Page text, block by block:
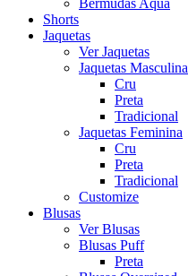
Bermudas Aqua
Shorts
Jaquetas
Ver Jaquetas
Jaquetas Masculina
Cru
Preta
Tradicional
Jaquetas Feminina
Cru
Preta
Tradicional
Customize
Blusas
Ver Blusas
Blusas Puff
Preta